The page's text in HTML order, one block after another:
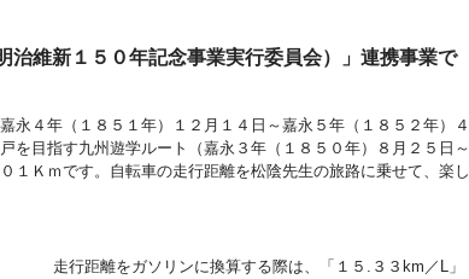
治維新１５０年記念事業実行委員会）」連携事業で
永４年（１８５１年）１２月１４日～嘉永５年（１８５２年）４
を目指す九州遊学ルート（嘉永３年（１８５０年）８月２５日～
１Ｋｍです。自転車の走行距離を松陰先生の旅路に乗せて、楽し
走行距離をガソリンに換算する際は、「１５.３３km／L」